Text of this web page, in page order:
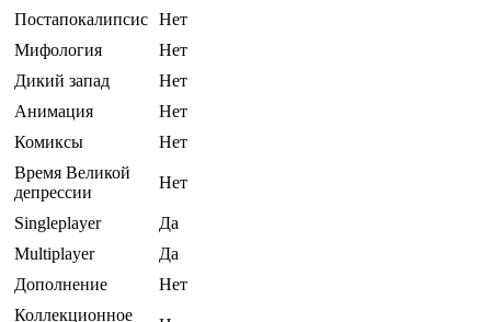
Постапокалипсис Нет
Мифология
Нет
Дикий запад
Нет
Анимация
Нет
Комиксы
Нет
Время Великой
депрессии
Нет
Singleplayer
Да
Multiplayer
Да
Дополнение
Нет
Коллекционное